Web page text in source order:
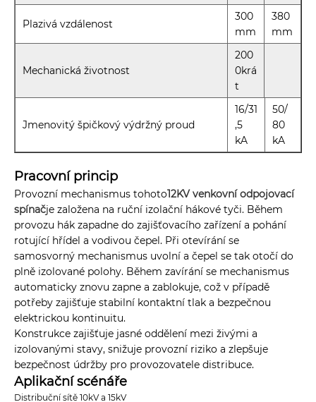
Plazivá vzdálenost
300
mm
380
mm
Mechanická životnost
200
0krá
t
Jmenovitý špičkový výdržný proud
16/31
,5
kA
50/
80
kA
Pracovní princip
Provozní mechanismus tohoto12KV venkovní odpojovací
spínačje založena na ruční izolační hákové tyči. Během
provozu hák zapadne do zajišťovacího zařízení a pohání
rotující hřídel a vodivou čepel. Při otevírání se
samosvorný mechanismus uvolní a čepel se tak otočí do
plně izolované polohy. Během zavírání se mechanismus
automaticky znovu zapne a zablokuje, což v případě
potřeby zajišťuje stabilní kontaktní tlak a bezpečnou
elektrickou kontinuitu.
Konstrukce zajišťuje jasné oddělení mezi živými a
izolovanými stavy, snižuje provozní riziko a zlepšuje
bezpečnost údržby pro provozovatele distribuce.
Aplikační scénáře
Distribuční sítě 10kV a 15kV